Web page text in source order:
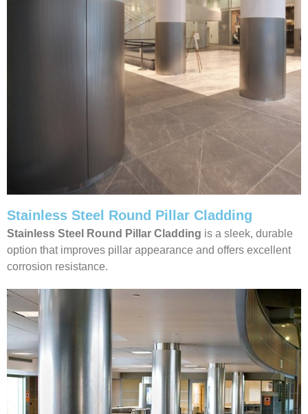
Stainless Steel Round Pillar Cladding
Stainless Steel Round Pillar Cladding is a sleek, durable
option that improves pillar appearance and offers excellent
corrosion resistance.